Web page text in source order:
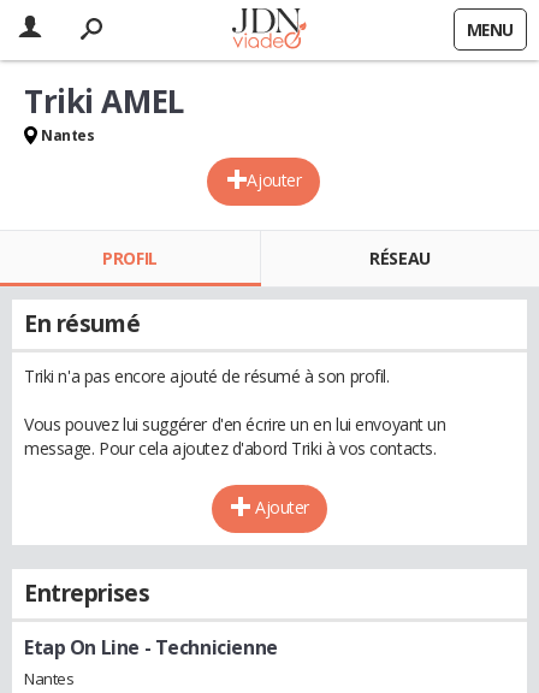
MENU
Ajouter
Triki AMEL
Nantes
PROFIL RÉSEAU
En résumé
Triki n'a pas encore ajouté de résumé à son profil.
Vous pouvez lui suggérer d'en écrire un en lui envoyant un
message. Pour cela ajoutez d'abord Triki à vos contacts.
Ajouter
Entreprises
Etap On Line - Technicienne
Nantes